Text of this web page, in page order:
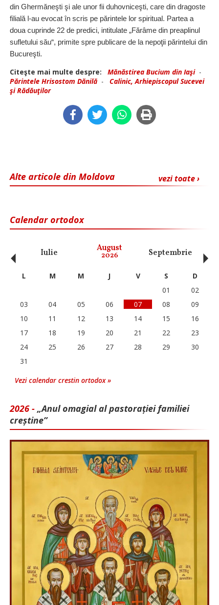
din Ghermăneşti şi ale unor fii duhovniceşti, care din dragoste
filială l-au evocat în scris pe părintele lor spiritual. Partea a
doua cuprinde 22 de predici, intitulate „Fărâme din preaplinul
sufletului său“, primite spre publicare de la nepoţii părintelui din
Bucureşti.
Citeşte mai multe despre: Mănăstirea Bucium din Iaşi-
Părintele Hrisostom Dănilă - Calinic, Arhiepiscopul Sucevei
şi Rădăuţilor
vezi toate ›
Alte articole din Moldova
Calendar ortodox
Iulie August
2026 Septembrie
‹ L M M J V S
D
01
02
03
04 05 06 07 08
09
10
11 12 13 14 15
16
17
18 19 20 21 22
23
24
25 26 27 28 29
30
31
Vezi calendar crestin ortodox »
2026 - „Anul omagial al pastorației familiei
creștine”